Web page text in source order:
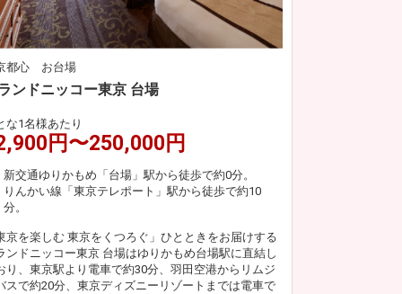
都心 お台場
ンドニッコー東京 台場
な1名様あたり
円〜250,000円
新交通ゆりかもめ「台場」駅から徒歩で約0分。
りんかい線「東京テレポート」駅から徒歩で約10
分。
京を楽しむ 東京をくつろぐ」ひとときをお届けする
ンドニッコー東京 台場はゆりかもめ台場駅に直結し
り、東京駅より電車で約30分、羽田空港からリムジ
スで約20分、東京ディズニーリゾートまでは電車で